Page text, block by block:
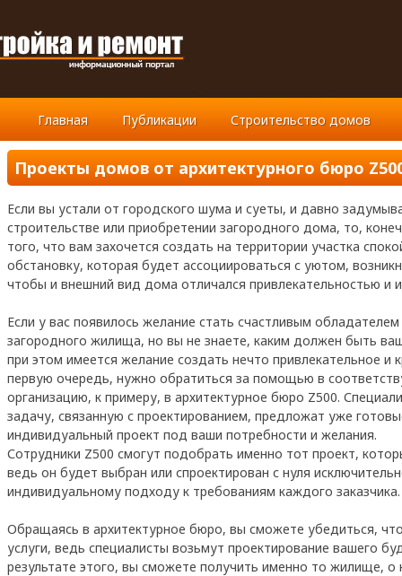
Главная Публикации Строительство домов
Проекты домов от архитектурного бюро
Если вы устали от городского шума и суеты, и давно
строительстве или приобретении загородного дома, то,
того, что вам захочется создать на территории участка
обстановку, которая будет ассоциироваться с уютом,
чтобы и внешний вид дома отличался привлекательностью и
Если у вас появилось желание стать счастливым
загородного жилища, но вы не знаете, каким должен быть
при этом имеется желание создать нечто привлекательное и
первую очередь, нужно обратиться за помощью в
организацию, к примеру, в архитектурное бюро Z500.
задачу, связанную с проектированием, предложат уже
индивидуальный проект под ваши потребности и желания.
Сотрудники Z500 смогут подобрать именно тот проект,
ведь он будет выбран или спроектирован с нуля
индивидуальному подходу к требованиям каждого заказчика.
Обращаясь в архитектурное бюро, вы сможете убедиться,
услуги, ведь специалисты возьмут проектирование вашего
результате этого, вы сможете получить именно то жилище,